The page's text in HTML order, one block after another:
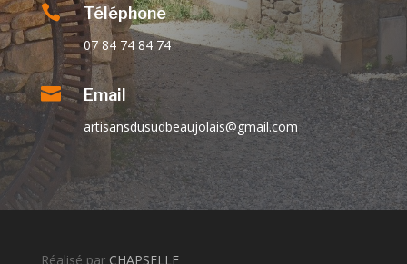
 Téléphone
07 84 74 84 74
 Email
artisansdusudbeaujolais@gmail.com
Réalisé par CHAPSELLE